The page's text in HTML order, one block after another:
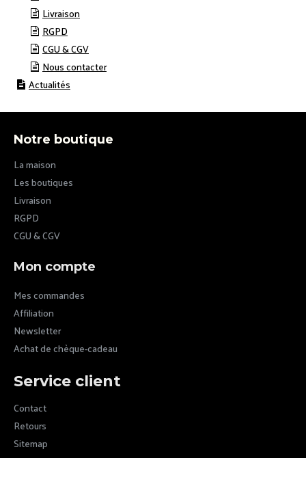
Livraison
RGPD
CGU & CGV
Nous contacter
Actualités
Notre boutique
La maison
Les boutiques
Livraison
RGPD
CGU & CGV
Mon compte
Mes commandes
Affiliation
Newsletter
Achat de chèque-cadeau
Service client
Contact
Retours
Sitemap